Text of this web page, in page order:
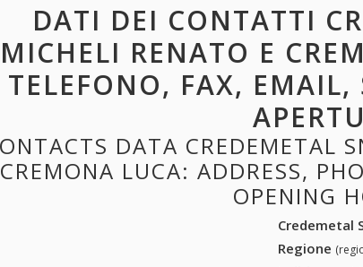
DATI DEI CONTATTI
RENATO E
TELEFONO, FAX,
DATA CREDEMETAL
CREMONA LUCA: ADDRESS,
OPENING
Credemetal
Regione